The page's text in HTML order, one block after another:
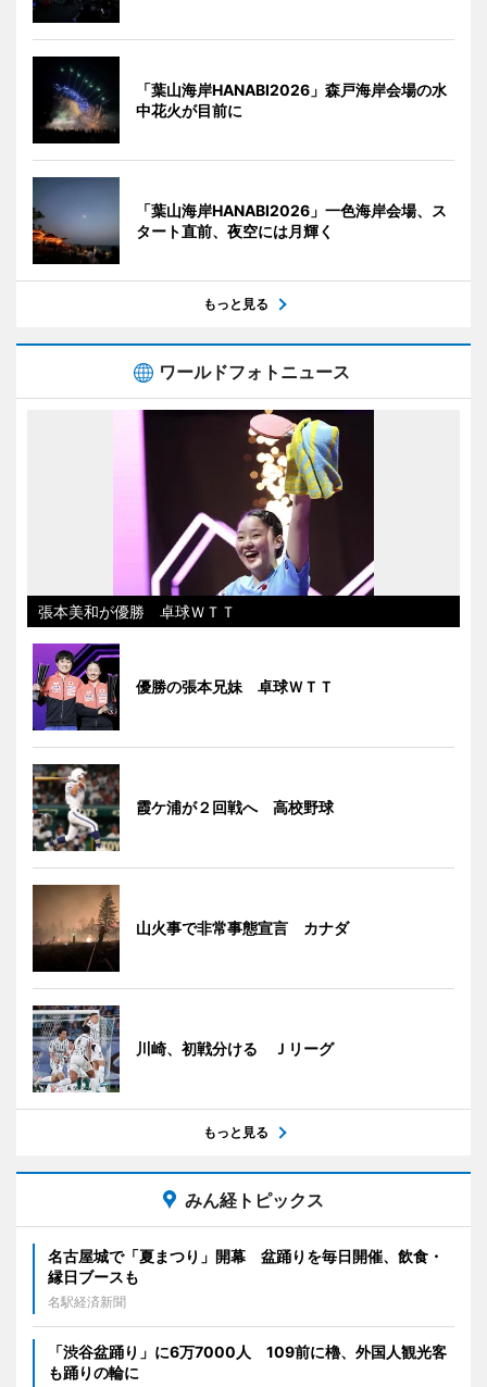
「葉山海岸HANABI2026」森戸海岸会場の水
中花火が目前に
「葉山海岸HANABI2026」一色海岸会場、ス
タート直前、夜空には月輝く
もっと見る
ワールドフォトニュース
張本美和が優勝 卓球ＷＴＴ
優勝の張本兄妹 卓球ＷＴＴ
霞ケ浦が２回戦へ 高校野球
山火事で非常事態宣言 カナダ
川崎、初戦分ける Ｊリーグ
もっと見る
みん経トピックス
名古屋城で「夏まつり」開幕 盆踊りを毎日開催、飲食・
縁日ブースも
名駅経済新聞
「渋谷盆踊り」に6万7000人 109前に櫓、外国人観光客
も踊りの輪に